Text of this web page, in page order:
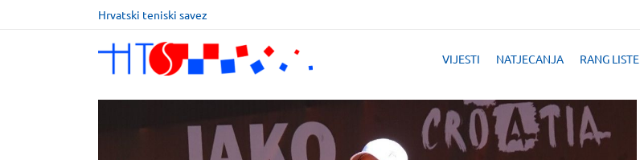
Hrvatski teniski savez
VIJESTI NATJECANJA RANG LISTE